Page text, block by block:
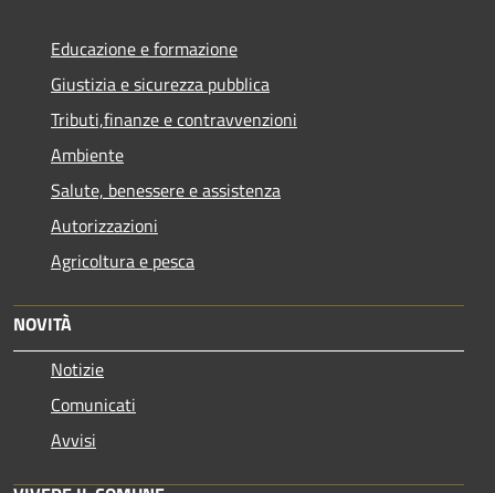
Educazione e formazione
Giustizia e sicurezza pubblica
Tributi,finanze e contravvenzioni
Ambiente
Salute, benessere e assistenza
Autorizzazioni
Agricoltura e pesca
NOVITÀ
Notizie
Comunicati
Avvisi